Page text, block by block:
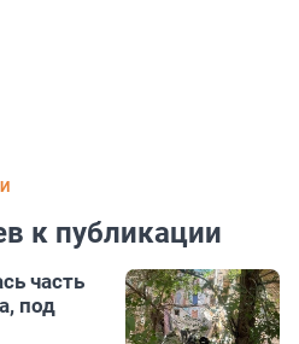
к публикации
часть
под